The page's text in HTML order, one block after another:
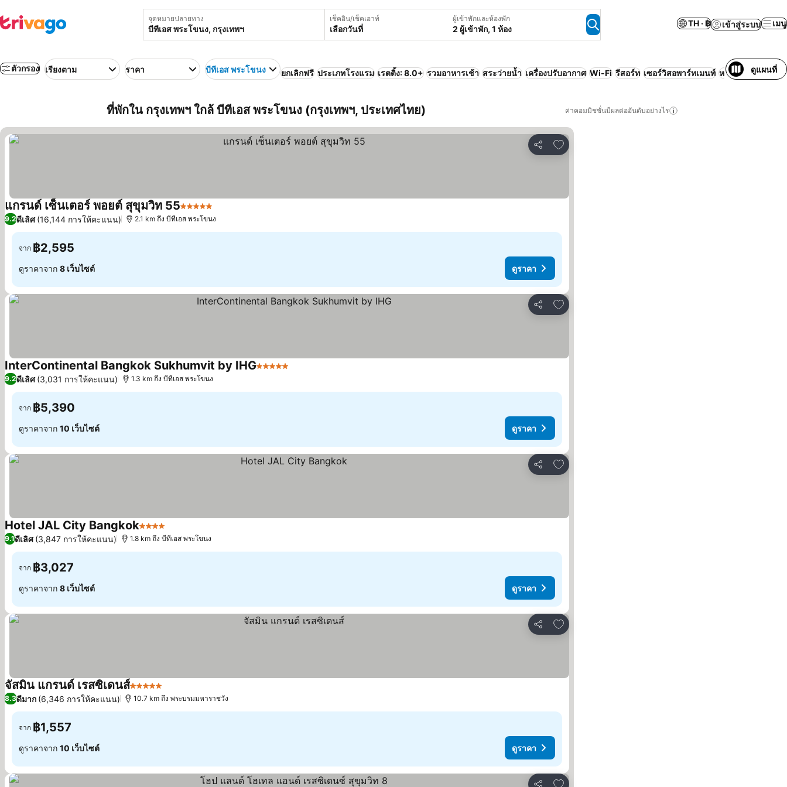
จุดหมายปลายทาง เช็คอิน/เช็คเอาท์
เลือกวันที่
ผู้เข้าพักและห้องพัก
2 ผู้เข้าพัก, 1 ห้อง
TH · ฿ เข้าสู่ระบบ เมนู
ตัวกรอง เรียงตาม ราคา บีทีเอส พระโขนง ยกเลิกฟรี ประเภทโรงแรม เรตติ้ง: 8.0+ รวมอาหารเช้า สระว่ายน้ำ เครื่องปรับอากาศ Wi-Fi รีสอร์ท เซอร์วิสอพาร์ทเมนท์ หรูหรา ดูแผนที่
ที่พักใน กรุงเทพฯ ใกล้ บีทีเอส พระโขนง (กรุงเทพฯ, ประเทศไทย) ค่าคอมมิชชั่นมีผลต่ออันดับอย่างไร
แชร์
เพิ่มในรายการโปรด
แกรนด์ เซ็นเตอร์ พอยต์ สุขุมวิท 555 ดาว
9.2ดีเลิศ (16,144 การให้คะแนน) 2.1 km ถึง บีทีเอส พระโขนง
จาก ฿2,595
ดูราคาจาก 8 เว็บไซต์ ดูราคา
แชร์
เพิ่มในรายการโปรด
InterContinental Bangkok Sukhumvit by IHG5 ดาว
9.2ดีเลิศ (3,031 การให้คะแนน) 1.3 km ถึง บีทีเอส พระโขนง
จาก ฿5,390
ดูราคาจาก 10 เว็บไซต์ ดูราคา
แชร์
เพิ่มในรายการโปรด
Hotel JAL City Bangkok4 ดาว
9.1ดีเลิศ (3,847 การให้คะแนน) 1.8 km ถึง บีทีเอส พระโขนง
จาก ฿3,027
ดูราคาจาก 8 เว็บไซต์ ดูราคา
แชร์
เพิ่มในรายการโปรด
จัสมิน แกรนด์ เรสซิเดนส์5 ดาว
8.3ดีมาก (6,346 การให้คะแนน) 10.7 km ถึง พระบรมมหาราชวัง
จาก ฿1,557
ดูราคาจาก 10 เว็บไซต์ ดูราคา
เพิ่มในรายการโปรด